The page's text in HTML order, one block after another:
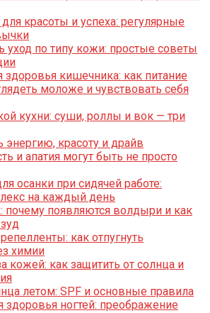
красоты и успеха: регулярные
уход по типу кожи: простые советы
здоровья кишечника: как питание
моложе и чувствовать себя
кухни: суши, роллы и вок — три
энергию, красоту и драйв
и апатия могут быть не просто
осанки при сидячей работе:
на каждый день
появляются волдыри и как
как отпугнуть
химии
кожей: как защитить от солнца и
летом: SPF и основные правила
здоровья ногтей: преображение